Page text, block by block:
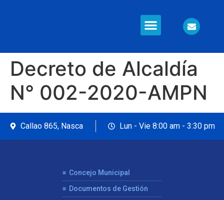
Decreto de Alcaldía
N° 002-2020-AMPN
Callao 865, Nasca Lun - Vie 8:00 am - 3:30 pm
Concejo Municipal
Documentos de Gestión